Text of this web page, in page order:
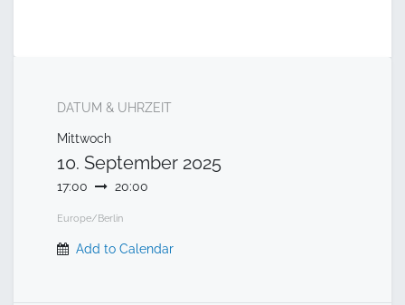
DATUM & UHRZEIT
Mittwoch
10. September 2025
17:00 20:00
Europe/Berlin
Add to Calendar